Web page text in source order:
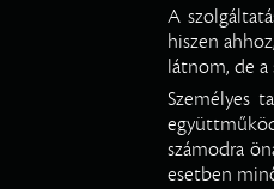
A
hiszen
látnom, de a
Személyes
számodra
esetben